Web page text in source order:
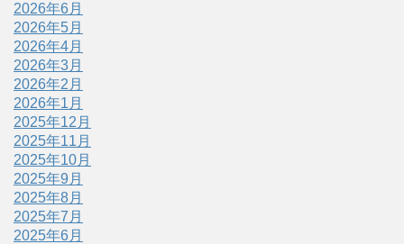
2026年6月
2026年5月
2026年4月
2026年3月
2026年2月
2026年1月
2025年12月
2025年11月
2025年10月
2025年9月
2025年8月
2025年7月
2025年6月